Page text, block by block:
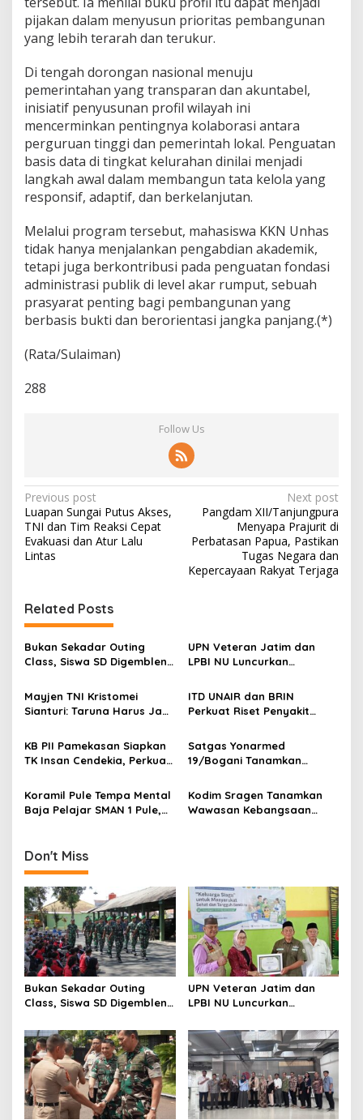
pijakan dalam menyusun prioritas pembangunan
yang lebih terarah dan terukur.
Di tengah dorongan nasional menuju
pemerintahan yang transparan dan akuntabel,
inisiatif penyusunan profil wilayah ini
mencerminkan pentingnya kolaborasi antara
perguruan tinggi dan pemerintah lokal. Penguatan
basis data di tingkat kelurahan dinilai menjadi
langkah awal dalam membangun tata kelola yang
responsif, adaptif, dan berkelanjutan.
Melalui program tersebut, mahasiswa KKN Unhas
tidak hanya menjalankan pengabdian akademik,
tetapi juga berkontribusi pada penguatan fondasi
administrasi publik di level akar rumput, sebuah
prasyarat penting bagi pembangunan yang
berbasis bukti dan berorientasi jangka panjang.(*)
(Rata/Sulaiman)
288
Follow Us
P
o
s
a
v
i
a
i
n
Previous post
Luapan Sungai Putus Akses,
TNI dan Tim Reaksi Cepat
Evakuasi dan Atur Lalu
Lintas
Next post
Pangdam XII/Tanjungpura
Menyapa Prajurit di
Perbatasan Papua, Pastikan
Tugas Negara dan
Kepercayaan Rakyat Terjaga
Related Posts
Bukan Sekadar Outing
Class, Siswa SD Digembleng
UPN Veteran Jatim dan
LPBI NU Luncurkan
Ketangguhan Bencana
Mayjen TNI Kristomei
Sianturi: Taruna Harus Jadi
ITD UNAIR dan BRIN
Perkuat Riset Penyakit
Kesehatan Nasional
KB PII Pamekasan Siapkan
TK Insan Cendekia, Perkuat
Bangsa Sejak Dini
Satgas Yonarmed
19/Bogani Tanamkan
Perbatasan
Koramil Pule Tempa Mental
Baja Pelajar SMAN 1 Pule,
Karakter
Kodim Sragen Tanamkan
Wawasan Kebangsaan
Don't Miss
Bukan Sekadar Outing
Class, Siswa SD Digembleng
UPN Veteran Jatim dan
LPBI NU Luncurkan
Ketangguhan Bencana